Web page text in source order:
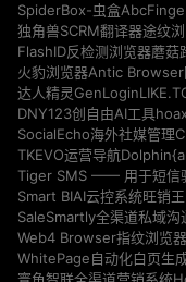
SpiderBox-虫盒
独角兽SCRM翻译器途纹
FlashID反检测浏览器蘑菇
火豹浏览器Antic Browser
达人精灵GenLogin
DNY123创自由AI工具
SocialEcho海外社媒管理
TKEVO运营导航
Tiger SMS —— 用于短信
Smart BIAI云控系统旺销
SaleSmartly全渠道私域沟
Web4 Browser指纹浏览器
WhitePage自动化白页生